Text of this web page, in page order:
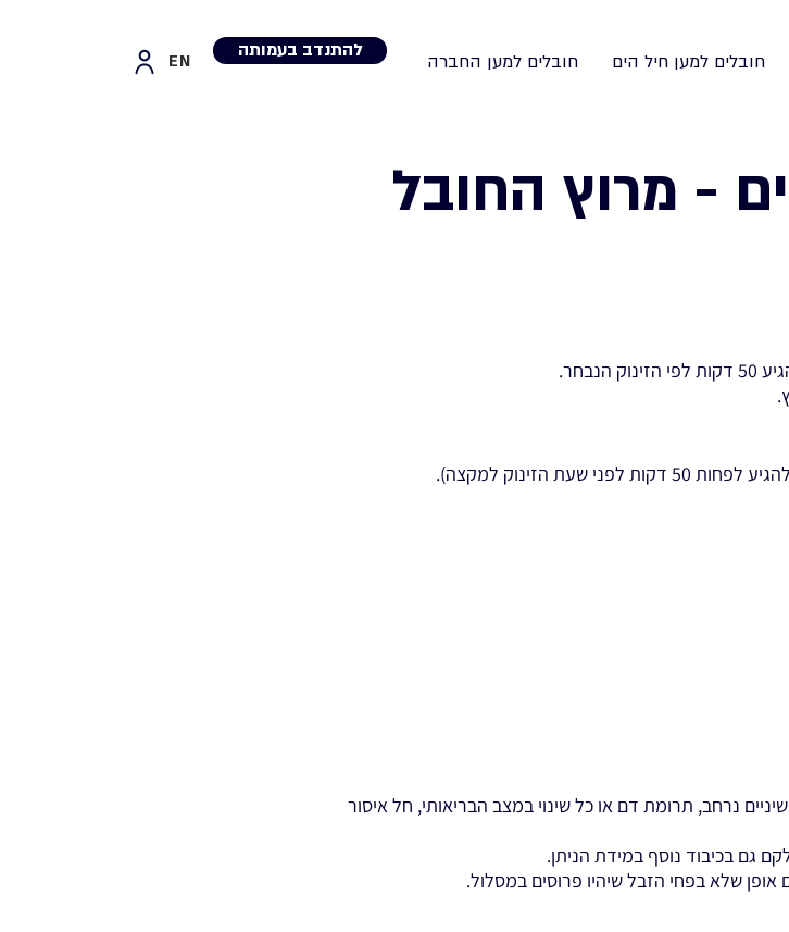
EN להתנדב בעמותה חובלים למען חיל הים חובלים למען החברה
- מרוץ החובל
נרחב, תרומת דם או כל שינוי במצב הבריאותי, חל איסור
גם בכיבוד נוסף במידת הניתן.
שלא בפחי הזבל שיהיו פרוסים במסלול.